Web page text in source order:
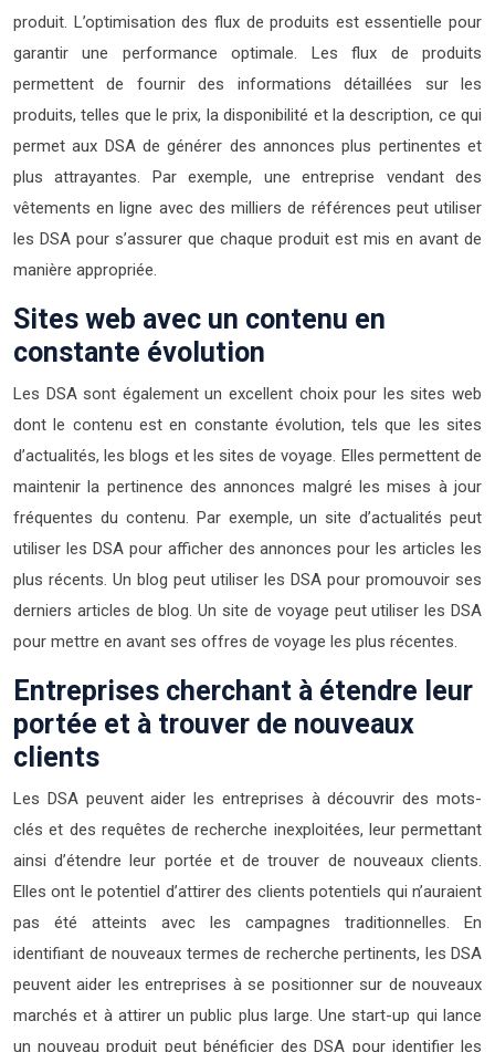
produit. L’optimisation des flux de produits est essentielle pour
garantir une performance optimale. Les flux de produits
permettent de fournir des informations détaillées sur les
produits, telles que le prix, la disponibilité et la description, ce qui
permet aux DSA de générer des annonces plus pertinentes et
plus attrayantes. Par exemple, une entreprise vendant des
vêtements en ligne avec des milliers de références peut utiliser
les DSA pour s’assurer que chaque produit est mis en avant de
manière appropriée.
Sites web avec un contenu en
constante évolution
Les DSA sont également un excellent choix pour les sites web
dont le contenu est en constante évolution, tels que les sites
d’actualités, les blogs et les sites de voyage. Elles permettent de
maintenir la pertinence des annonces malgré les mises à jour
fréquentes du contenu. Par exemple, un site d’actualités peut
utiliser les DSA pour afficher des annonces pour les articles les
plus récents. Un blog peut utiliser les DSA pour promouvoir ses
derniers articles de blog. Un site de voyage peut utiliser les DSA
pour mettre en avant ses offres de voyage les plus récentes.
Entreprises cherchant à étendre leur
portée et à trouver de nouveaux
clients
Les DSA peuvent aider les entreprises à découvrir des mots-
clés et des requêtes de recherche inexploitées, leur permettant
ainsi d’étendre leur portée et de trouver de nouveaux clients.
Elles ont le potentiel d’attirer des clients potentiels qui n’auraient
pas été atteints avec les campagnes traditionnelles. En
identifiant de nouveaux termes de recherche pertinents, les DSA
peuvent aider les entreprises à se positionner sur de nouveaux
marchés et à attirer un public plus large. Une start-up qui lance
un nouveau produit peut bénéficier des DSA pour identifier les